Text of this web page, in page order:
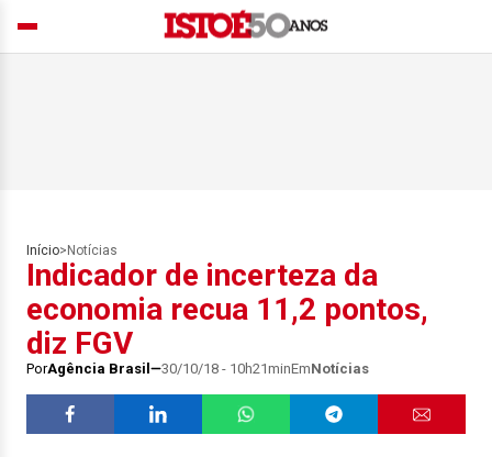
Início> Notícias
Indicador de incerteza da
economia recua 11,2 pontos,
diz FGV
PorAgência Brasil 30/10/18 - 10h21minEmNotícias